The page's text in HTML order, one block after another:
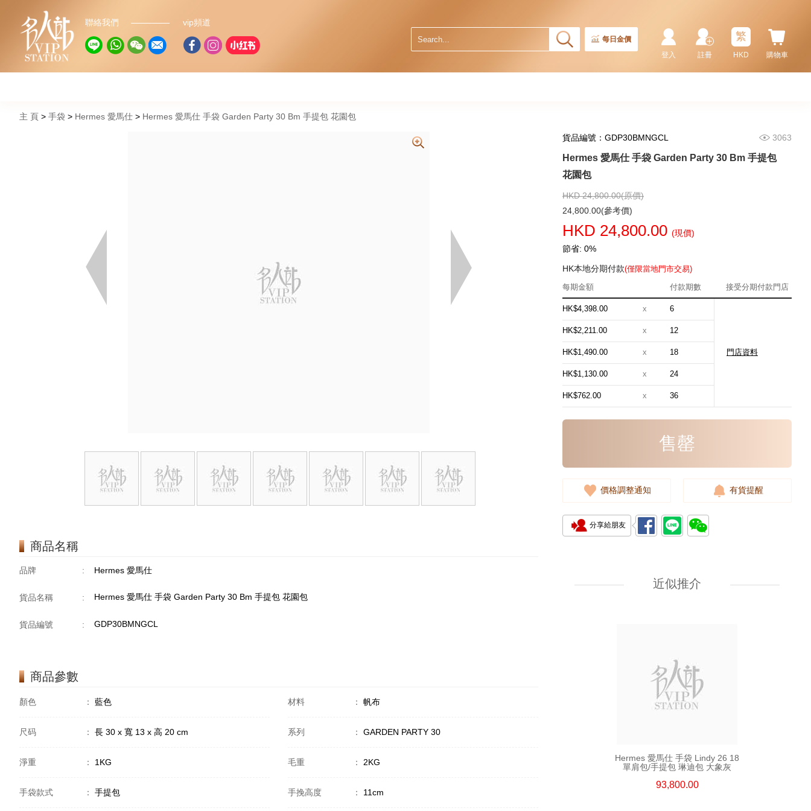
聯絡我們 vip頻道
每日金價
購物車
繁
HKD
註冊
登入
主 頁 手袋 Hermes 愛馬仕 Hermes 愛馬仕 手袋 Garden Party 30 Bm 手提包 花園包
商品名稱
品牌 : Hermes 愛馬仕
貨品名稱 : Hermes 愛馬仕 手袋 Garden Party 30 Bm 手提包 花園包
貨品編號 : GDP30BMNGCL
商品參數
顏色 ： 藍色 材料 ： 帆布
尺码 ： 長 30 x 寬 13 x 高 20 cm 系列 ： GARDEN PARTY 30
淨重 ： 1KG 毛重 ： 2KG
手袋款式 ： 手提包 手挽高度 ： 11cm
貨品編號：GDP30BMNGCL 3063
Hermes 愛馬仕 手袋 Garden Party 30 Bm 手提包
花園包
HKD 24,800.00(原價)
24,800.00(參考價)
HKD 24,800.00 (現價)
節省: 0%
HK本地分期付款(僅限當地門市交易)
每期金額
付款期數 接受分期付款門店
HK$4,398.00 x 6
門店資料
HK$2,211.00 x 12
HK$1,490.00 x 18
HK$1,130.00 x 24
HK$762.00 x 36
售罄
價格調整通知 有貨提醒
分享給朋友
近似推介
Hermes 愛馬仕 手袋 Picotin 18
Hermes 愛馬仕 手袋 Evelyne 16
24,800.00
55,800.00
Hermes 愛馬仕 手袋 Lindy 26 18
單肩包/手提包 琳迪包 大象灰
93,800.00